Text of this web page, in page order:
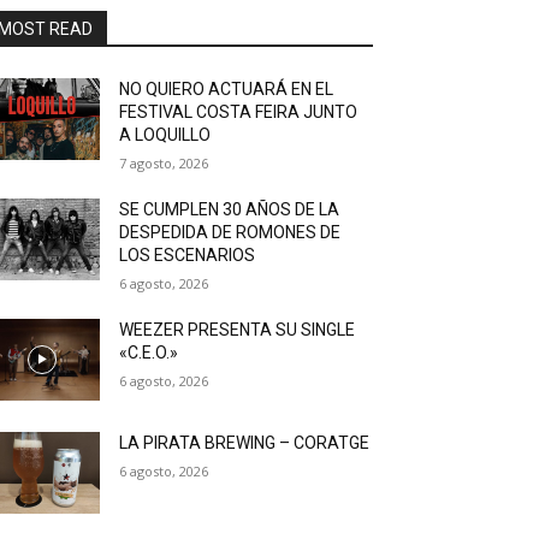
READ
NO QUIERO ACTUARÁ EN EL
FESTIVAL COSTA FEIRA JUNTO
A LOQUILLO
7 agosto, 2026
SE CUMPLEN 30 AÑOS DE LA
DESPEDIDA DE ROMONES DE
LOS ESCENARIOS
6 agosto, 2026
WEEZER PRESENTA SU SINGLE
«C.E.O.»
6 agosto, 2026
LA PIRATA BREWING – CORATGE
6 agosto, 2026